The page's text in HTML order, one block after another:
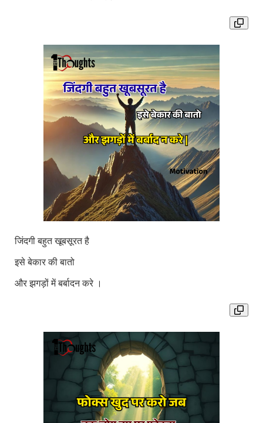
जिंदगी बहुत खूबसूरत है
इसे बेकार की बातो
और झगड़ों में बर्बादन करे ।